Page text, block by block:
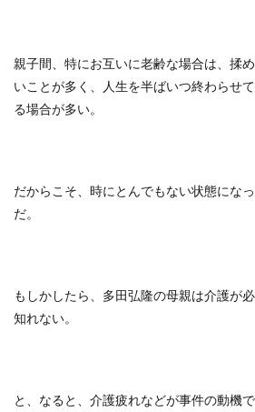
親子間、特にお互いに老齢な場合は、揉
いことが多く、人生を半ばいつ終わらせ
る場合が多い。
だからこそ、時にとんでもない状態にな
だ。
もしかしたら、多田弘隆の母親は介護が
知れない。
と、なると、介護疲れなどが事件の動機